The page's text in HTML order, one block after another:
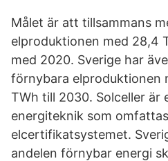
Målet är att tillsammans
elproduktionen med 28,4
med 2020. Sverige har
förnybara elproduktionen
TWh till 2030. Solceller är
energiteknik som
elcertifikatsystemet.
andelen förnybar energi